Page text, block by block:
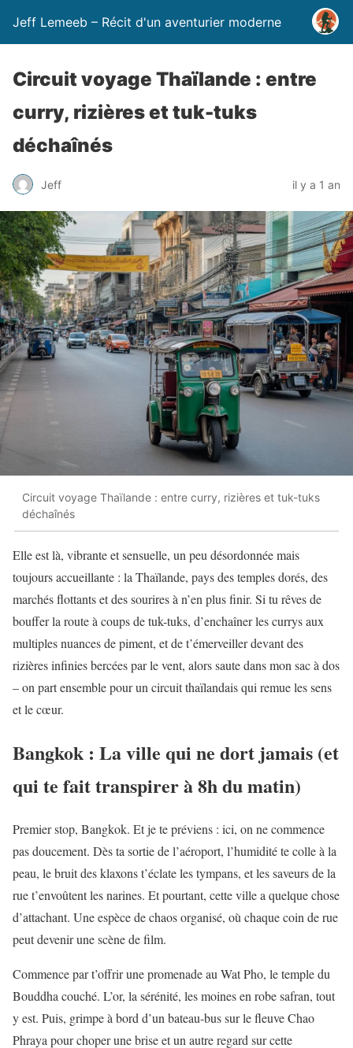
Jeff Lemeeb – Récit d'un aventurier moderne
Circuit voyage Thaïlande : entre
curry, rizières et tuk-tuks
déchaînés
Jeff il y a 1 an
Circuit voyage Thaïlande : entre curry, rizières et tuk-tuks
déchaînés
Elle est là, vibrante et sensuelle, un peu désordonnée mais
toujours accueillante : la Thaïlande, pays des temples dorés, des
marchés flottants et des sourires à n’en plus finir. Si tu rêves de
bouffer la route à coups de tuk-tuks, d’enchaîner les currys aux
multiples nuances de piment, et de t’émerveiller devant des
rizières infinies bercées par le vent, alors saute dans mon sac à dos
– on part ensemble pour un circuit thaïlandais qui remue les sens
et le cœur.
Bangkok : La ville qui ne dort jamais (et
qui te fait transpirer à 8h du matin)
Premier stop, Bangkok. Et je te préviens : ici, on ne commence
pas doucement. Dès ta sortie de l’aéroport, l’humidité te colle à la
peau, le bruit des klaxons t’éclate les tympans, et les saveurs de la
rue t’envoûtent les narines. Et pourtant, cette ville a quelque chose
d’attachant. Une espèce de chaos organisé, où chaque coin de rue
peut devenir une scène de film.
Commence par t’offrir une promenade au Wat Pho, le temple du
Bouddha couché. L’or, la sérénité, les moines en robe safran, tout
y est. Puis, grimpe à bord d’un bateau-bus sur le fleuve Chao
Phraya pour choper une brise et un autre regard sur cette